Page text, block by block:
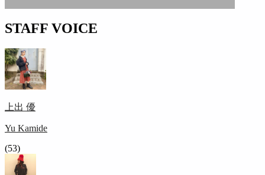
STAFF VOICE
上出 優
Yu Kamide
(53)